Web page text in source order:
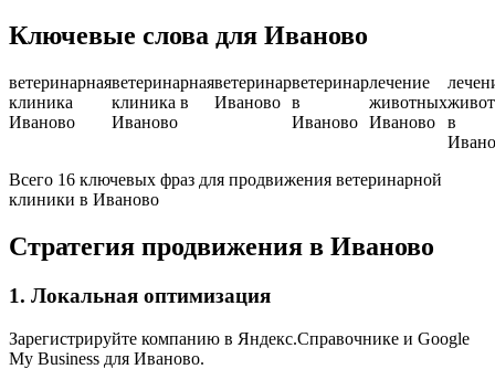
Ключевые слова для Иваново
ветеринарная
клиника
Иваново
ветеринарная
клиника в
Иваново
ветеринар
Иваново
ветеринар
в
Иваново
лечение
животных
Иваново
в
Всего 16 ключевых фраз для продвижения ветеринарной
клиники в Иваново
Стратегия продвижения в Иваново
1. Локальная оптимизация
Зарегистрируйте компанию в Яндекс.Справочнике и Google
My Business для Иваново.